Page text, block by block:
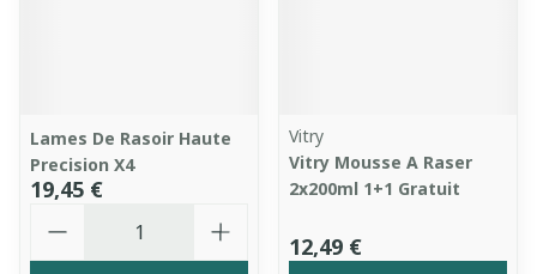
Lames De Rasoir Haute
Precision X4
19,45 €
Vitry
Vitry Mousse A Raser
2x200ml 1+1 Gratuit
12,49 €